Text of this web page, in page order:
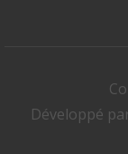
Développé